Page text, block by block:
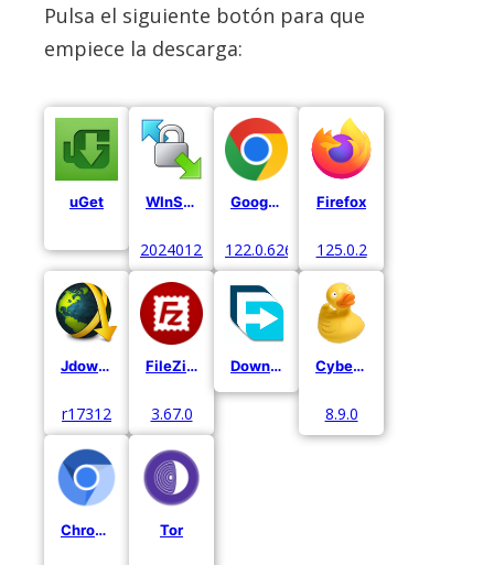
Pulsa el siguiente botón para que
empiece la descarga:
uGet WInSCP
20240122
Google Chrome
122.0.6261.129
Firefox
125.0.2
Jdownloader
r17312
FileZilla
3.67.0
Download Manager Cyberduck
8.9.0
Chromium Tor